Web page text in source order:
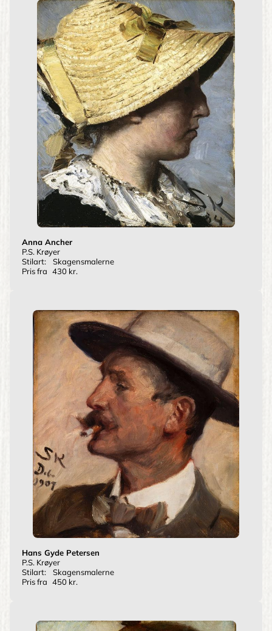
Anna Ancher
P.S. Krøyer
Stilart:
Skagensmalerne
Pris fra 430 kr.
Hans Gyde Petersen
P.S. Krøyer
Stilart:
Skagensmalerne
Pris fra 450 kr.